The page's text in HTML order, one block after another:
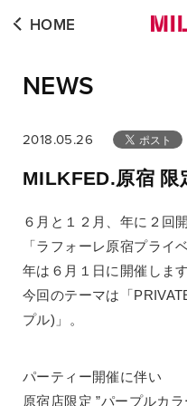
NEWS
HOME
2018.05.26
MILKFED.原宿 限
６月と１２月、年に２回
「ラフォーレ原宿プライ
年は６月１日に開催します
今回のテーマは「
プル)」。
パーティー開催に伴い
原宿店限定 ”パープルカ